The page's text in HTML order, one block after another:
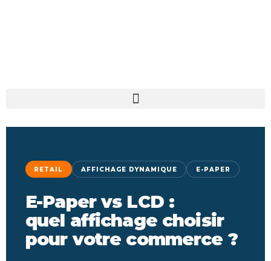
RETAIL AFFICHAGE DYNAMIQUE E-PAPER
E-Paper vs LCD :
quel affichage choisir
pour votre commerce ?